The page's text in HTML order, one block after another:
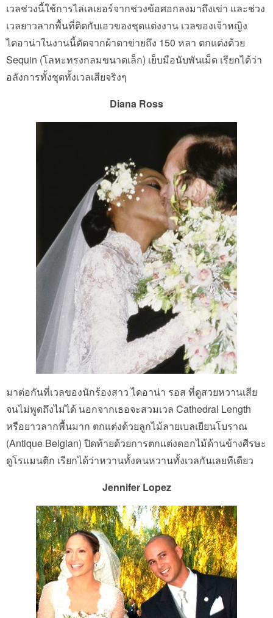
เวลช่วงนี้ใช้การไล่เลเยอร์จากช่วงข้อศอกลงมาถึงเข่า และช่วง
เวลยาวลากพื้นที่ติดกับเอวของชุดแต่งงาน เวลของเจ้าหญิง
ไดอาน่าในงานนี้ตัดจากผ้าตาข่ายถึง 150 หลา ตกแต่งด้วย
Sequin (โลหะทรงกลมขนาดเล็ก) เย็บมือนับพันเม็ด เรียกได้ว่า
อลังการทั้งชุดทั้งเวลเสียจริงๆ
Diana Ross
มาต่อกันที่เวลของนักร้องสาว ไดอาน่า รอส ที่ดูสวยหวานเสีย
จนไม่พูดถึงไม่ได้ นอกจากเธอจะสวมเวล Cathedral Length
หรือยาวลากพื้นมาก ตกแต่งด้วยลูกไม้ลายเบลเยียนโบราณ
(Antique Belgian) ปิดท้ายด้วยการตกแต่งดอกไม้ด้านข้างศีรษะ
ดูโรแมนติก เรียกได้ว่าหวานทั้งคนหวานทั้งเวลกันเลยทีเดียว
Jennifer Lopez